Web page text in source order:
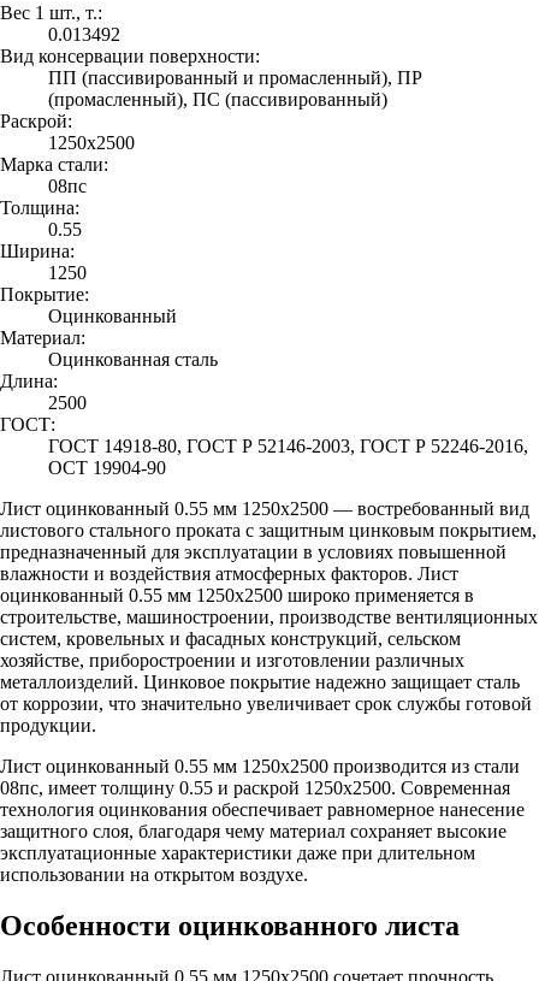
Вес 1 шт., т.:
0.013492
Вид консервации поверхности:
ПП (пассивированный и промасленный), ПР
(промасленный), ПС (пассивированный)
Раскрой:
1250х2500
Марка стали:
08пс
Толщина:
0.55
Ширина:
1250
Покрытие:
Оцинкованный
Материал:
Оцинкованная сталь
Длина:
2500
ГОСТ:
ГОСТ 14918-80, ГОСТ Р 52146-2003, ГОСТ Р 52246-2016,
ОСТ 19904-90
Лист оцинкованный 0.55 мм 1250x2500 — востребованный вид
листового стального проката с защитным цинковым покрытием,
предназначенный для эксплуатации в условиях повышенной
влажности и воздействия атмосферных факторов. Лист
оцинкованный 0.55 мм 1250x2500 широко применяется в
строительстве, машиностроении, производстве вентиляционных
систем, кровельных и фасадных конструкций, сельском
хозяйстве, приборостроении и изготовлении различных
металлоизделий. Цинковое покрытие надежно защищает сталь
от коррозии, что значительно увеличивает срок службы готовой
продукции.
Лист оцинкованный 0.55 мм 1250x2500 производится из стали
08пс, имеет толщину 0.55 и раскрой 1250х2500. Современная
технология оцинкования обеспечивает равномерное нанесение
защитного слоя, благодаря чему материал сохраняет высокие
эксплуатационные характеристики даже при длительном
использовании на открытом воздухе.
Особенности оцинкованного листа
Лист оцинкованный 0.55 мм 1250x2500 сочетает прочность